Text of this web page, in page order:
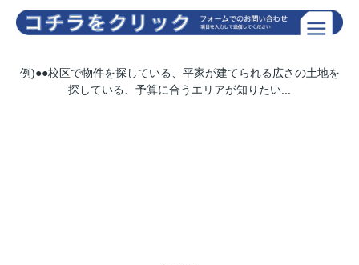
例)●●校区で物件を探している、平家が建てられる広さの土地を
探している、予算に合うエリアが知りたい...